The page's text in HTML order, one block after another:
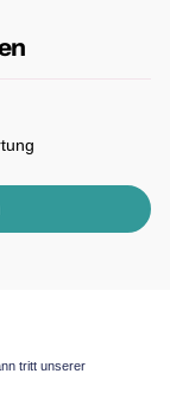
tritt unserer